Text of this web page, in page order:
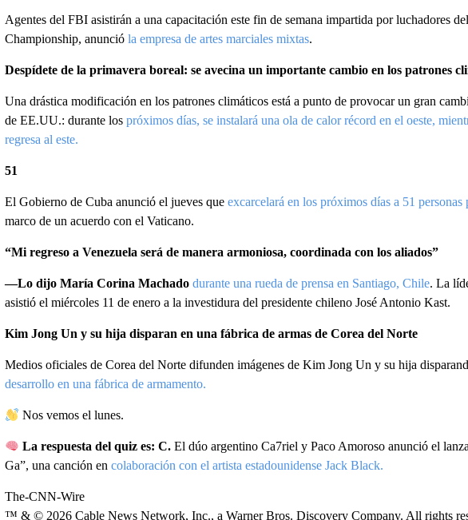
Agentes del FBI asistirán a una capacitación este fin de semana impartida por luchadores
Championship, anunció la empresa de artes marciales mixtas.
Despídete de la primavera boreal: se avecina un importante cambio en los patrones
Una drástica modificación en los patrones climáticos está a punto de provocar un gran
de EE.UU.: durante los próximos días, se instalará una ola de calor récord en el oeste,
regresa al este.
51
El Gobierno de Cuba anunció el jueves que excarcelará en los próximos días a 51 personas
marco de un acuerdo con el Vaticano.
“Mi regreso a Venezuela será de manera armoniosa, coordinada con los aliados”
—Lo dijo María Corina Machado durante una rueda de prensa en Santiago, Chile. La
asistió el miércoles 11 de enero a la investidura del presidente chileno José Antonio Kast.
Kim Jong Un y su hija disparan en una fábrica de armas de Corea del Norte
Medios oficiales de Corea del Norte difunden imágenes de Kim Jong Un y su hija
desarrollo en una fábrica de armamento.
Nos vemos el lunes.
La respuesta del quiz es: C. El dúo argentino Ca7riel y Paco Amoroso anunció el
Ga”, una canción en colaboración con el artista estadounidense Jack Black.
The-CNN-Wire
™ & © 2026 Cable News Network, Inc., a Warner Bros. Discovery Company. All rights